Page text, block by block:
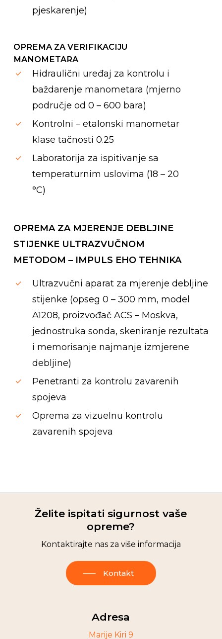
pjeskarenje)
OPREMA ZA VERIFIKACIJU
MANOMETARA
Hidraulični uređaj za kontrolu i
baždarenje manometara (mjerno
područje od 0 – 600 bara)
Kontrolni – etalonski manometar
klase tačnosti 0.25
Laboratorija za ispitivanje sa
temperaturnim uslovima (18 – 20
°C)
OPREMA ZA MJERENJE DEBLJINE
STIJENKE ULTRAZVUČNOM
METODOM – IMPULS EHO TEHNIKA
Ultrazvučni aparat za mjerenje debljine
stijenke (opseg 0 – 300 mm, model
A1208, proizvođač ACS – Moskva,
jednostruka sonda, skeniranje rezultata
i memorisanje najmanje izmjerene
debljine)
Penetranti za kontrolu zavarenih
spojeva
Oprema za vizuelnu kontrolu
zavarenih spojeva
Želite ispitati sigurnost vaše
opreme?
Kontaktirajte nas za više informacija
Kontakt
Adresa
Marije Kiri 9